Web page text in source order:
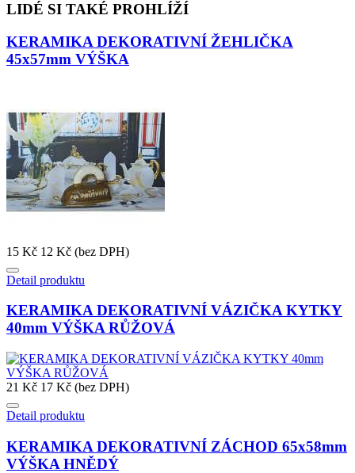
LIDÉ SI TAKÉ PROHLÍŽÍ
KERAMIKA DEKORATIVNÍ ŽEHLIČKA
45x57mm VÝŠKA
15 Kč 12 Kč (bez DPH)
Detail produktu
KERAMIKA DEKORATIVNÍ VÁZIČKA KYTKY
40mm VÝŠKA RŮŽOVÁ
21 Kč 17 Kč (bez DPH)
Detail produktu
KERAMIKA DEKORATIVNÍ ZÁCHOD 65x58mm
VÝŠKA HNĚDÝ